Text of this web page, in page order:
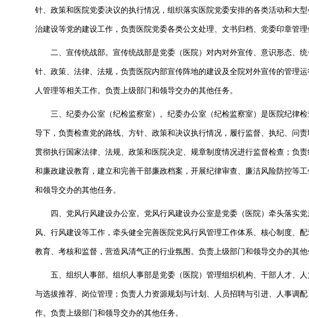
针、政策和医院党委决议的执行情况，组织落实医院党委安排的各类活动和大型
治建设等党的建设工作，负责医院党委各类公文处理、文书归档、党委印章管理
二、 宣传统战部。 宣传统战部是党委（医院）对内对外宣传、意识形态、统
针、政策、法律、法规，负责医院内部宣传阵地的建设及全院对外宣传的管理运
人管理等相关工作。 负责 上级部门和领导交办的其他任务。
三 纪委办公室（纪检监察室）。 纪委办公室（纪检监察室）是医院纪律
导下， 负责检查党的路线、方针、政策和决议执行情况，履行监督、执纪、问责
贯彻执行国家法律、法规、政策和医院决定、规章制度情况进行监督检查；负
和廉政建设教育，建立和完善干部廉政档案，开展纪律审查、廉洁风险防控等
和领导交办的其他任务。
四 党风行风建设办公室。 党风行风建设办公室是党委（医院）牵头落实
风、行风建设等工作， 牵头健全完善医院党风行风管理工作体系、核心制度、配
教育、考核和监督，营造风清气正的行业氛围。 负责 上级部门和领导交办的其他
五 组织人事部。 组织人事部是党委（医院）管理组织机构 、干部人才、
与选拔推荐、岗位管理 ； 负责人力资源规划与计划、 人员招聘与引进 人事调配
作。 负责 上级部门和领导交办的其他任务。